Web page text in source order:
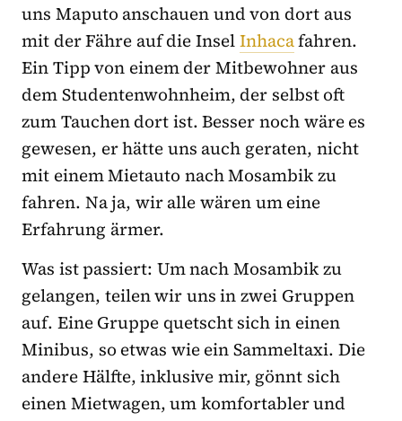
uns Maputo anschauen und von dort aus
mit der Fähre auf die InselInhacafahren.
Ein Tipp von einem der Mitbewohner aus
dem Studentenwohnheim, der selbst oft
zum Tauchen dort ist. Besser noch wäre es
gewesen, er hätte uns auch geraten, nicht
mit einem Mietauto nach Mosambik zu
fahren. Na ja, wir alle wären um eine
Erfahrung ärmer.
Was ist passiert: Um nach Mosambik zu
gelangen, teilen wir uns in zwei Gruppen
auf. Eine Gruppe quetscht sich in einen
Minibus, so etwas wie ein Sammeltaxi. Die
andere Hälfte, inklusive mir, gönnt sich
einen Mietwagen, um komfortabler und